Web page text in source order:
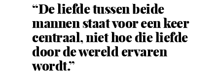
“De liefde tussen beide
mannen staat voor een keer
centraal, niet hoe die liefde
door de wereld ervaren
wordt.”